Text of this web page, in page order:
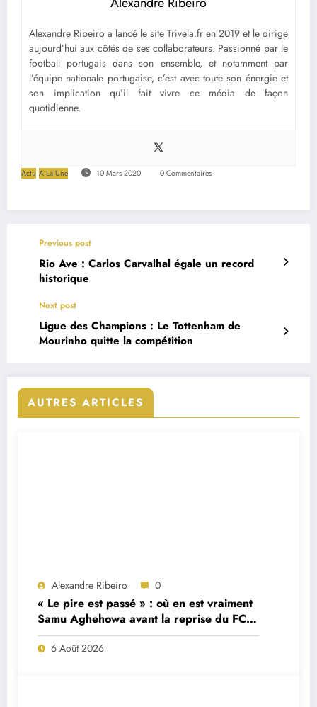
Alexandre Ribeiro a lancé le site Trivela.fr en 2019 et le dirige
aujourd’hui aux côtés de ses collaborateurs. Passionné par le
football portugais dans son ensemble, et notamment par
l’équipe nationale portugaise, c’est avec toute son énergie et
son implication qu’il fait vivre ce média de façon
quotidienne.
Actu A La Une 10 Mars 2020 0 Commentaires
Previous post
Rio Ave : Carlos Carvalhal égale un record
historique
Next post
Ligue des Champions : Le Tottenham de
Mourinho quitte la compétition
AUTRES ARTICLES
Alexandre Ribeiro 0
« Le pire est passé » : où en est vraiment
Samu Aghehowa avant la reprise du FC
Porto ?
6 Août 2026